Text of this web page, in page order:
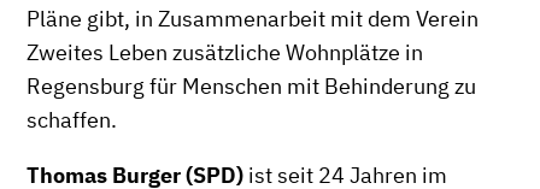
Pläne gibt, in Zusammenarbeit mit dem Verein
Zweites Leben zusätzliche Wohnplätze in
Regensburg für Menschen mit Behinderung zu
schaffen.
Thomas Burger (SPD) ist seit 24 Jahren im